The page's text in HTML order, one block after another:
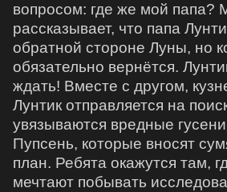
вопросом: где же мой папа?
рассказывает, что папа
обратной стороне Луны, но
обязательно вернётся.
ждать! Вместе с другом,
Лунтик отправляется на
увязываются вредные
Пупсень, которые вносят
план. Ребята окажутся там,
мечтают побывать